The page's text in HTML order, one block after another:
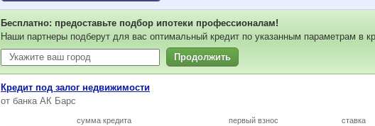
Бесплатно: предоставьте подбор ипотеки профессионалам!
Наши партнеры подберут для вас оптимальный кредит по указанным параметрам в
Продолжить
Кредит под залог недвижимости
от банка АК Барс
сумма кредита первый взнос ставка